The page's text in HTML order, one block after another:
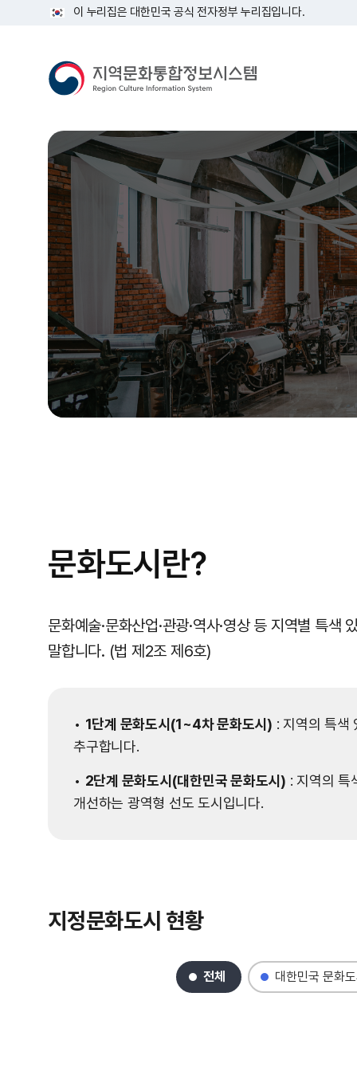
이 누리집은 대한민국 공식 전자정부 누리집입니다.
지
문
화
통
합
정
보
시
스
g
i
o
C
l
r
문화도시란?
문화예술·문화산업·관광·역사·영상 등 지역별 특
말합니다. (법 제2조 제6호)
• 1단계 문화도시(1~4차 문화도시) : 지역의 특색
추구합니다.
• 2단계 문화도시(대한민국 문화도시) : 지역의 특
개선하는 광역형 선도 도시입니다.
지정문화도시 현황
전체선택됨 대한민국 문화도